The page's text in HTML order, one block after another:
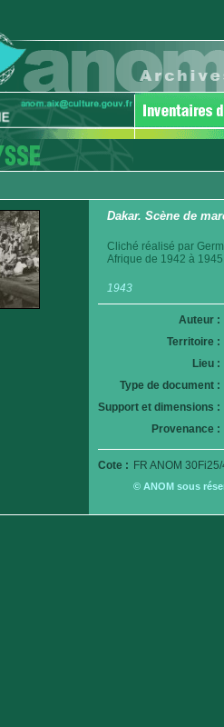
Dakar. Scène de
Cliché réalisé par
Afrique de 1942 à
1943
Auteur :
Territoire :
Lieu :
Type de document :
Support et dimensions :
Provenance :
Cote : FR ANOM
© ANOM sous